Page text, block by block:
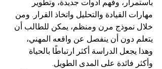
باستمرار، وفهم أدوات جديدة، وتطوير
مهارات القيادة والتحليل واتخاذ القرار. ومن
خلال نموذج مرن ومنظم، يمكن للطالب أن
يتعلم دون أن ينفصل عن واقعه المهني،
وهذا يجعل الدراسة أكثر ارتباطًا بالحياة
وأكثر فائدة على المدى الطويل.